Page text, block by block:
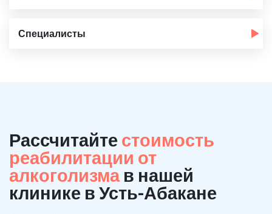
Специалисты
Рассчитайте стоимость
реабилитации от
алкоголизма в нашей
клинике в Усть-Абакане